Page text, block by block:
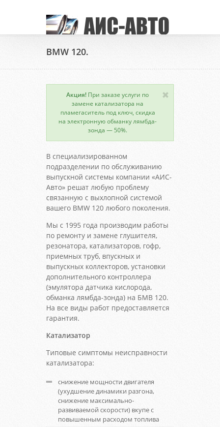
BMW 120.
Акция! При заказе услуги по
замене катализатора на
пламегаситель под ключ, скидка
на электронную обманку лямбда-
зонда — 50%.
В специализированном
подразделении по обслуживанию
выпускной системы компании «АИС-
Авто» решат любую проблему
связанную с выхлопной системой
вашего BMW 120 любого поколения.
Мы с 1995 года производим работы
по ремонту и замене глушителя,
резонатора, катализаторов, гофр,
приемных труб, впускных и
выпускных коллекторов, установки
дополнительного контроллера
(эмулятора датчика кислорода,
обманка лямбда-зонда) на БМВ 120.
На все виды работ предоставляется
гарантия.
Катализатор
Типовые симптомы неисправности
катализатора:
снижение мощности двигателя
(ухудшение динамики разгона,
снижение максимально-
развиваемой скорости) вкупе с
повышенным расходом топлива